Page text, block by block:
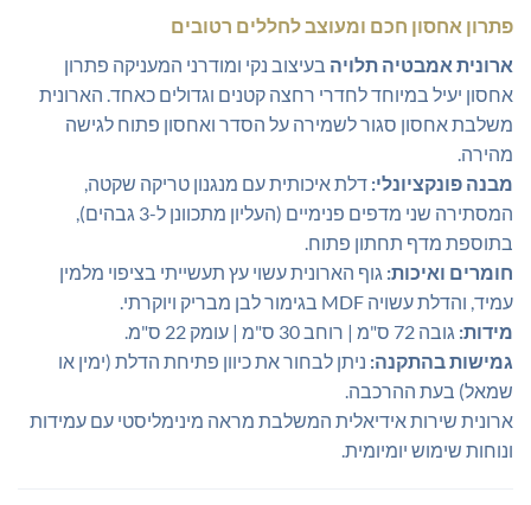
פתרון אחסון חכם ומעוצב לחללים רטובים
ארונית אמבטיה תלויה בעיצוב נקי ומודרני המעניקה פתרון
אחסון יעיל במיוחד לחדרי רחצה קטנים וגדולים כאחד. הארונית
משלבת אחסון סגור לשמירה על הסדר ואחסון פתוח לגישה
מהירה.
מבנה פונקציונלי: דלת איכותית עם מנגנון טריקה שקטה,
המסתירה שני מדפים פנימיים (העליון מתכוונן ל-3 גבהים),
בתוספת מדף תחתון פתוח.
חומרים ואיכות: גוף הארונית עשוי עץ תעשייתי בציפוי מלמין
עמיד, והדלת עשויה MDF בגימור לבן מבריק ויוקרתי.
מידות: גובה 72 ס"מ | רוחב 30 ס"מ | עומק 22 ס"מ.
גמישות בהתקנה: ניתן לבחור את כיוון פתיחת הדלת (ימין או
שמאל) בעת ההרכבה.
ארונית שירות אידיאלית המשלבת מראה מינימליסטי עם עמידות
ונוחות שימוש יומיומית.